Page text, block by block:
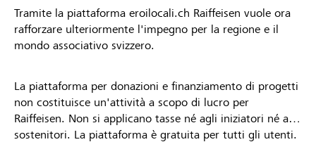
Tramite la piattaforma eroilocali.ch Raiffeisen vuole ora
rafforzare ulteriormente l'impegno per la regione e il
mondo associativo svizzero.
La piattaforma per donazioni e finanziamento di progetti
non costituisce un'attività a scopo di lucro per
Raiffeisen. Non si applicano tasse né agli iniziatori né ai
sostenitori. La piattaforma è gratuita per tutti gli utenti.